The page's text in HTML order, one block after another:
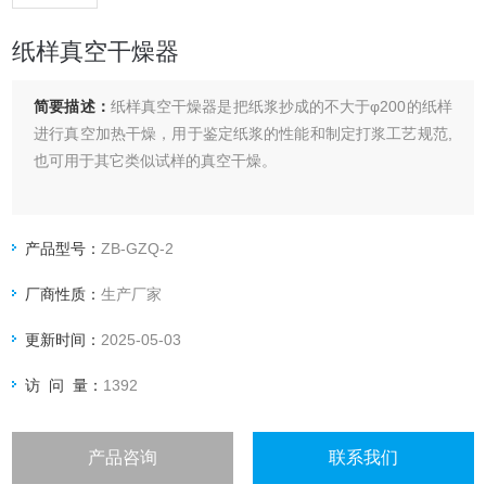
纸样真空干燥器
简要描述： 纸样真空干燥器是把纸浆抄成的不大于φ200的纸样
进行真空加热干燥，用于鉴定纸浆的性能和制定打浆工艺规范,
也可用于其它类似试样的真空干燥。
产品型号：ZB-GZQ-2
厂商性质：生产厂家
更新时间： 2025-05-03
访 问 量： 1392
产品咨询 联系我们